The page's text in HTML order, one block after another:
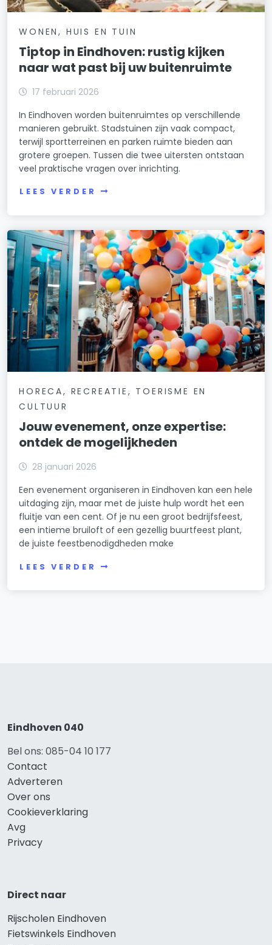
WONEN, HUIS EN TUIN
Tiptop in Eindhoven: rustig kijken
naar wat past bij uw buitenruimte
17 februari 2026
In Eindhoven worden buitenruimtes op verschillende
manieren gebruikt. Stadstuinen zijn vaak compact,
terwijl sportterreinen en parken ruimte bieden aan
grotere groepen. Tussen die twee uitersten ontstaan
veel praktische vragen over inrichting.
LEES VERDER
HORECA, RECREATIE, TOERISME EN
CULTUUR
Jouw evenement, onze expertise:
ontdek de mogelijkheden
28 januari 2026
Een evenement organiseren in Eindhoven kan een hele
uitdaging zijn, maar met de juiste hulp wordt het een
fluitje van een cent. Of je nu een groot bedrijfsfeest,
een intieme bruiloft of een gezellig buurtfeest plant,
de juiste feestbenodigdheden make
LEES VERDER
Eindhoven 040
Bel ons: 085-04 10 177
Contact
Adverteren
Over ons
Cookieverklaring
Avg
Privacy
Direct naar
Rijscholen Eindhoven
Fietswinkels Eindhoven